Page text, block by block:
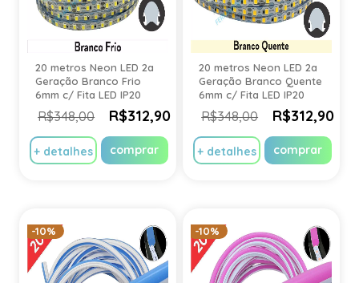
20 metros Neon LED 2a
Geração Branco Frio
6mm c/ Fita LED IP20
R$348,00 R$312,90
+ detalhes comprar
20 metros Neon LED 2a
Geração Branco Quente
6mm c/ Fita LED IP20
R$348,00 R$312,90
+ detalhes comprar
-10% -10%